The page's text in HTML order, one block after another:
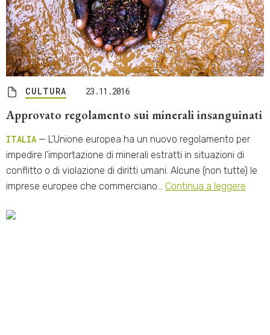
CULTURA 23.11.2016
Approvato regolamento sui minerali insanguinati
ITALIA — L’Unione europea ha un nuovo regolamento per
impedire l’importazione di minerali estratti in situazioni di
conflitto o di violazione di diritti umani. Alcune (non tutte) le
imprese europee che commerciano… Continua a leggere